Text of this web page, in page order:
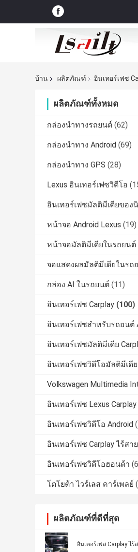
บ้าน ผลิตภัณฑ์ อินเทอร์เฟซ
ผลิตภัณฑ์ทั้งหมด
กล่องนำทางรถยนต์ (62)
กล่องนำทาง Android (69)
กล่องนำทาง GPS (28)
Lexus อินเทอร์เฟซวิดีโอ
อินเทอร์เฟซมัลติมีเดียของ
หน้าจอ Android Lexus (19)
หน้าจอมัลติมีเดียในรถยนต์
จอแสดงผลมัลติมีเดียในรถ
กล่อง AI ในรถยนต์ (11)
อินเทอร์เฟซ Carplay (100)
อินเทอร์เฟซสำหรับรถยนต์
อินเทอร์เฟซมัลติมีเดีย
อินเทอร์เฟซวิดีโอมัลติมีเดีย
Volkswagen Multimedia
อินเทอร์เฟซ Lexus Carplay
อินเทอร์เฟซวิดีโอ Android
อินเทอร์เฟซ Carplay ไร้สาย
อินเทอร์เฟซวิดีโอฮอนด้า
โตโยต้า ไวร์เลส คาร์เพลย์
ผลิตภัณฑ์ที่ดีที่สุด
อินเตอร์เฟส Carplay ไร้